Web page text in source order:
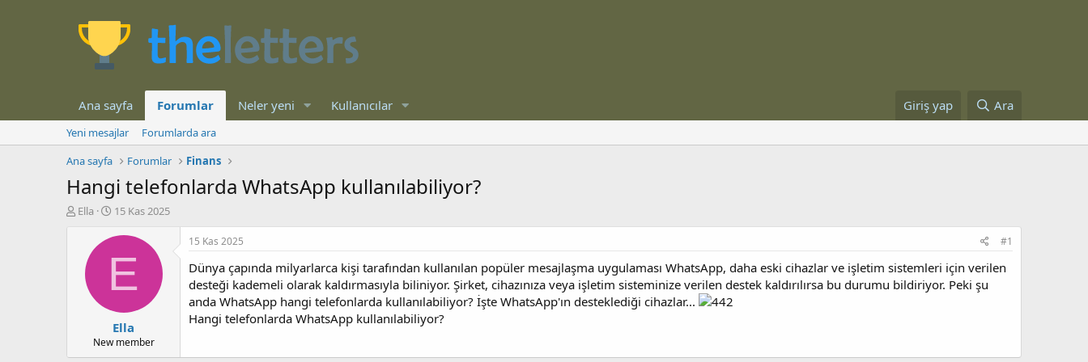
Ana sayfa Forumlar Neler yeni Kullanıcılar Giriş yap Ara
Yeni mesajlar
Forumlarda ara
Ana sayfa
Forumlar Finans
Hangi telefonlarda WhatsApp kullanılabiliyor?
K
l
Ella
B
ş
a
n
ı
ç
t
a
15 Kas 2025
E
Ella
New member
15 Kas 2025 #1
Dünya çapında milyarlarca kişi tarafından kullanılan popüler mesajlaşma uygulaması WhatsApp, daha eski cihazlar ve işletim sistemleri için verilen
desteği kademeli olarak kaldırmasıyla biliniyor. Şirket, cihazınıza veya işletim sisteminize verilen destek kaldırılırsa bu durumu bildiriyor. Peki şu
anda WhatsApp hangi telefonlarda kullanılabiliyor? İşte WhatsApp'ın desteklediği cihazlar...
Hangi telefonlarda WhatsApp kullanılabiliyor?